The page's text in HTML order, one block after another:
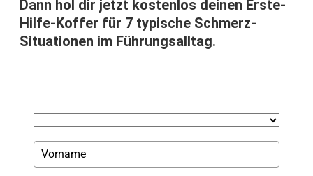
Hilfe-Koffer für 7 typische Schmerz-
Situationen im Führungsalltag.